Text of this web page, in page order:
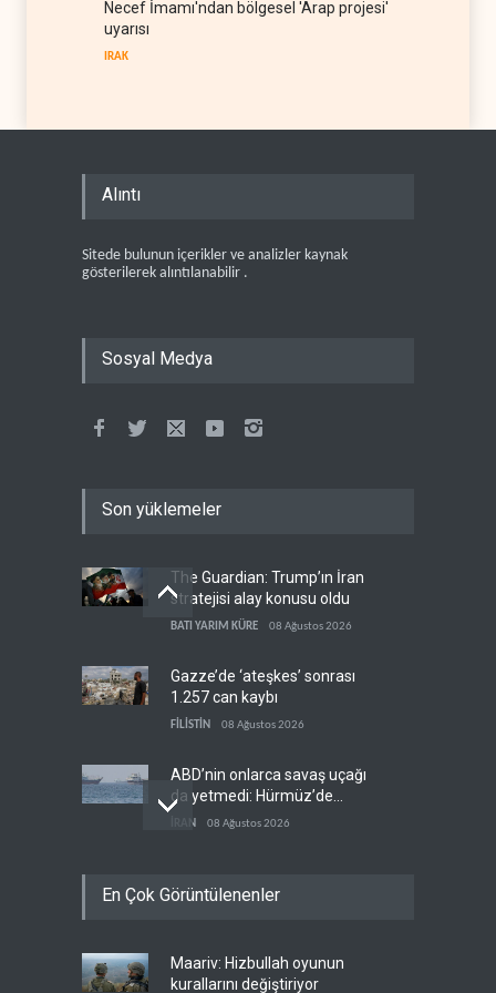
Necef İmamı'ndan bölgesel 'Arap projesi'
uyarısı
IRAK
Alıntı
Sitede bulunun içerikler ve analizler kaynak
gösterilerek alıntılanabilir .
Sosyal Medya
Son yüklemeler
The Guardian: Trump’ın İran
stratejisi alay konusu oldu
BATI YARIM KÜRE 08 Ağustos 2026
Gazze’de ‘ateşkes’ sonrası
1.257 can kaybı
FİLİSTİN 08 Ağustos 2026
ABD’nin onlarca savaş uçağı
da yetmedi: Hürmüz’de
gemi vuruldu
İRAN 08 Ağustos 2026
'Arap projesi' uyarısı
Mossad’ın İran'a karşı Kürt
En Çok Görüntülenenler
Maariv: Hizbullah oyunun
kurallarını değiştiriyor